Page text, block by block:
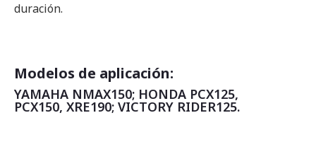
duración.
Modelos de aplicación:
YAMAHA NMAX150; HONDA PCX125,
PCX150, XRE190; VICTORY RIDER125.